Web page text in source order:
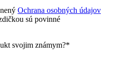
Ochrana osobných údajov
sú povinné
svojim známym?*